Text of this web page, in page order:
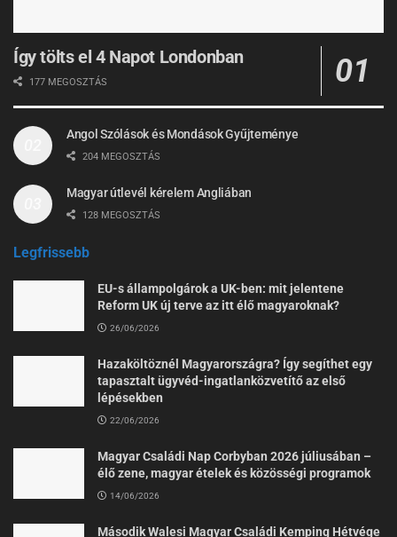
Így tölts el 4 Napot Londonban
177 MEGOSZTÁS
Angol Szólások és Mondások Gyűjteménye
204 MEGOSZTÁS
Magyar útlevél kérelem Angliában
128 MEGOSZTÁS
Legfrissebb
EU-s állampolgárok a UK-ben: mit jelentene
Reform UK új terve az itt élő magyaroknak?
26/06/2026
Hazaköltöznél Magyarországra? Így segíthet egy
tapasztalt ügyvéd-ingatlanközvetítő az első
lépésekben
22/06/2026
Magyar Családi Nap Corbyban 2026 júliusában –
élő zene, magyar ételek és közösségi programok
14/06/2026
Második Walesi Magyar Családi Kemping Hétvége